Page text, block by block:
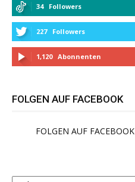
34 Followers
227 Followers
1,120 Abonnenten
FOLGEN AUF FACEBOOK
FOLGEN AUF FACEBOOK